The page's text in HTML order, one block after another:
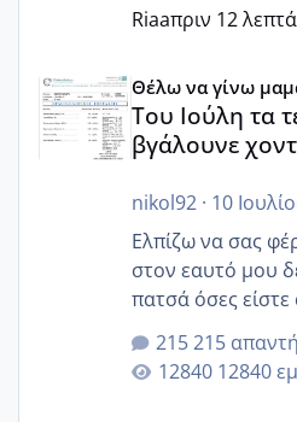
Riaaπριν 12 λεπτά
Θέλω να γίνω
Του Ιούλη τα
βγάλουνε
nikol92· 10
Ελπίζω να σας
στον εαυτό μου
πατσά όσες είστε
215
12840